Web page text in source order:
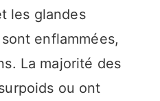
les glandes
enflammées,
La majorité des
ou ont